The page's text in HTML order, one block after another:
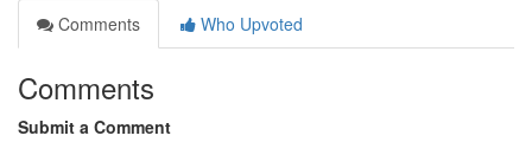
Comments
Who Upvoted
Comments
Submit a Comment